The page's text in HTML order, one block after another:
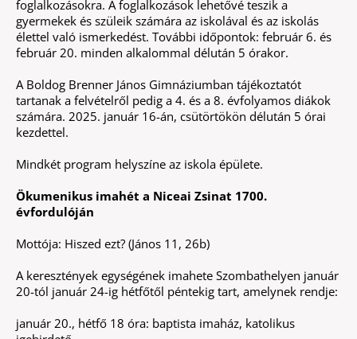
foglalkozásokra. A foglalkozások lehetővé teszik a
gyermekek és szüleik számára az iskolával és az iskolás
élettel való ismerkedést. További időpontok: február 6. és
február 20. minden alkalommal délután 5 órakor.
A Boldog Brenner János Gimnáziumban tájékoztatót
tartanak a felvételről pedig a 4. és a 8. évfolyamos diákok
számára. 2025. január 16-án, csütörtökön délután 5 órai
kezdettel.
Mindkét program helyszíne az iskola épülete.
Ökumenikus imahét a Niceai Zsinat 1700.
évfordulóján
Mottója: Hiszed ezt? (János 11, 26b)
A keresztények egységének imahete Szombathelyen január
20-tól január 24-ig hétfőtől péntekig tart, amelynek rendje:
január 20., hétfő 18 óra: baptista imaház, katolikus